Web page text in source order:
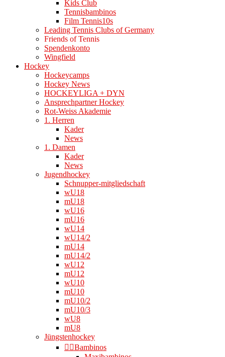
Kids Club
Tennisbambinos
Film Tennis10s
Leading Tennis Clubs of Germany
Friends of Tennis
Spendenkonto
Wingfield
Hockey
Hockeycamps
Hockey News
HOCKEYLIGA + DYN
Ansprechpartner Hockey
Rot-Weiss Akademie
1. Herren
Kader
News
1. Damen
Kader
News
Jugendhockey
Schnupper-mitgliedschaft
wU18
mU18
wU16
mU16
wU14
wU14/2
mU14
mU14/2
wU12
mU12
wU10
mU10
mU10/2
mU10/3
wU8
mU8
Jüngstenhockey
👉🏻Bambinos